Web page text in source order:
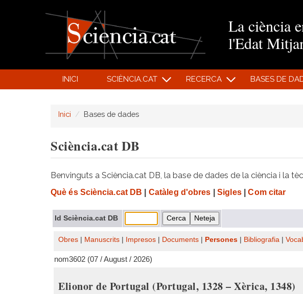
La ciència
l'Edat
INICI SCIÈNCIA.CAT RECERCA BASES DE
Inici Bases de dades
Sciència.cat DB
Benvinguts a Sciència.cat DB, la base de dades de la ciència i la
Què és Sciència.cat DB Catàleg d'obres Sigles| Com citar
Id Sciència.cat DB
Obres Manuscrits Impresos Documents Persones Bibliografia
nom3602 (07 / August / 2026)
Elionor de Portugal (Portugal, 1328 – Xèrica, 1348)